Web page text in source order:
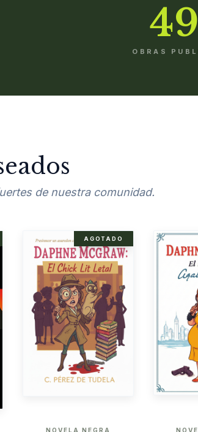
OBRAS
de nuestra comunidad.
AGOTADO
NOVELA NEGRA